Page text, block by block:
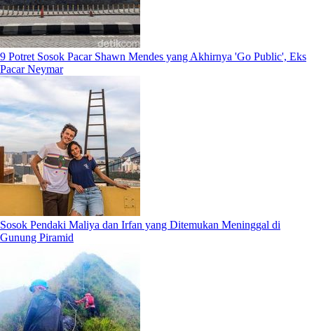
9 Potret Sosok Pacar Shawn Mendes yang Akhirnya 'Go Public', Eks
Pacar Neymar
Sosok Pendaki Maliya dan Irfan yang Ditemukan Meninggal di
Gunung Piramid